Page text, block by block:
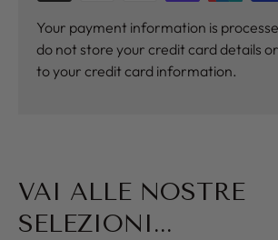
Your payment information is
do not store your credit card details
to your credit card information.
VAI ALLE NOSTRE
SELEZIONI...